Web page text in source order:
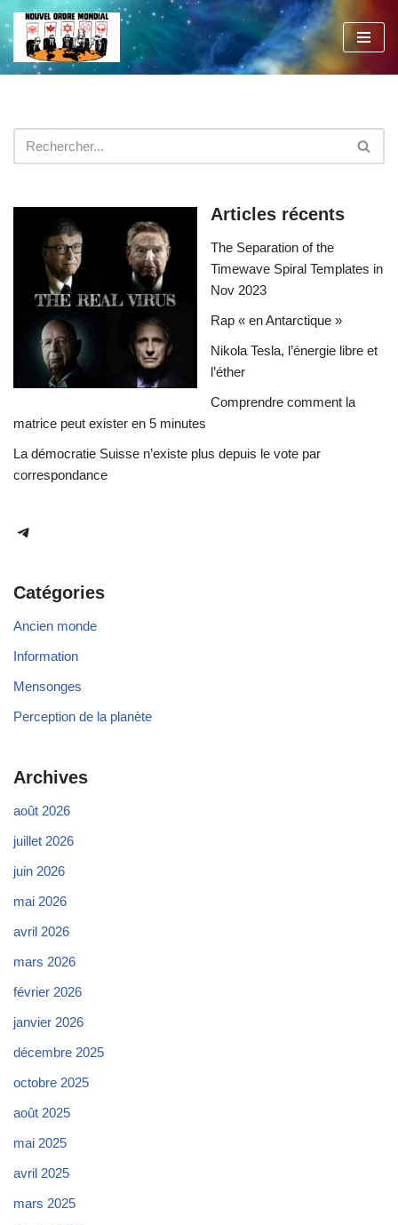
Aller
au
Articles récents
The Separation of the
Timewave Spiral Templates in
Nov 2023
Rap « en Antarctique »
Nikola Tesla, l’énergie libre et
l’éther
Comprendre comment la
matrice peut exister en 5 minutes
La démocratie Suisse n’existe plus depuis le vote par
correspondance
Catégories
Ancien monde
Information
Mensonges
Perception de la planète
Archives
août 2026
juillet 2026
juin 2026
mai 2026
avril 2026
mars 2026
février 2026
janvier 2026
décembre 2025
octobre 2025
août 2025
mai 2025
avril 2025
mars 2025